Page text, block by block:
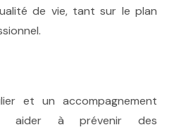
de vie, tant sur le plan
et un accompagnement
aider à prévenir des